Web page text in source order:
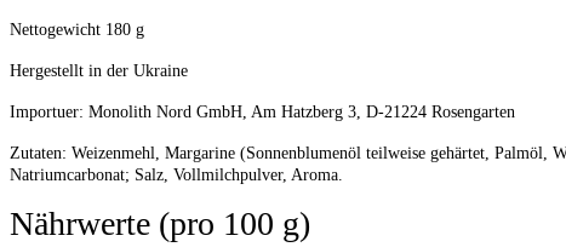
Nettogewicht 180 g
Hergestellt in der Ukraine
Importuer: Monolith Nord GmbH, Am Hatzberg 3, D-21224 Rosengarten
Zutaten: Weizenmehl, Margarine (Sonnenblumenöl teilweise gehärtet,
Natriumcarbonat; Salz, Vollmilchpulver, Aroma.
Nährwerte (pro 100 g)